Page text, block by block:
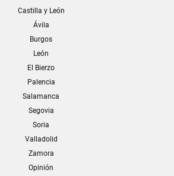
Castilla y León
Ávila
Burgos
León
El Bierzo
Palencia
Salamanca
Segovia
Soria
Valladolid
Zamora
Opinión